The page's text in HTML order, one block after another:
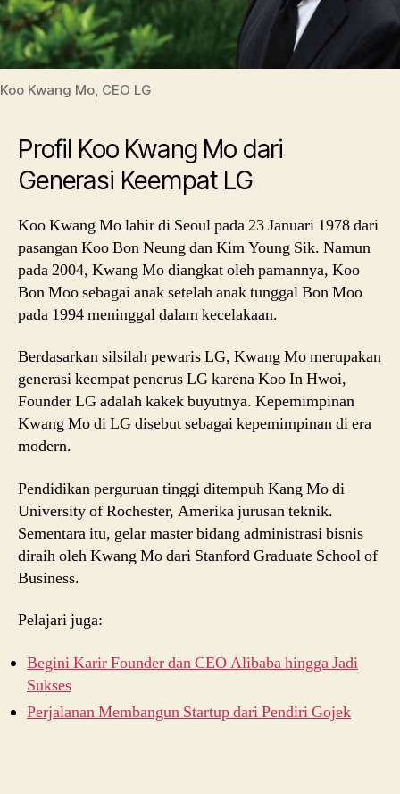
Koo Kwang Mo, CEO LG
Profil Koo Kwang Mo dari
Generasi Keempat LG
Koo Kwang Mo lahir di Seoul pada 23 Januari 1978 dari
pasangan Koo Bon Neung dan Kim Young Sik. Namun
pada 2004, Kwang Mo diangkat oleh pamannya, Koo
Bon Moo sebagai anak setelah anak tunggal Bon Moo
pada 1994 meninggal dalam kecelakaan.
Berdasarkan silsilah pewaris LG, Kwang Mo merupakan
generasi keempat penerus LG karena Koo In Hwoi,
Founder LG adalah kakek buyutnya. Kepemimpinan
Kwang Mo di LG disebut sebagai kepemimpinan di era
modern.
Pendidikan perguruan tinggi ditempuh Kang Mo di
University of Rochester, Amerika jurusan teknik.
Sementara itu, gelar master bidang administrasi bisnis
diraih oleh Kwang Mo dari Stanford Graduate School of
Business.
Pelajari juga:
Begini Karir Founder dan CEO Alibaba hingga Jadi
Sukses
Perjalanan Membangun Startup dari Pendiri Gojek